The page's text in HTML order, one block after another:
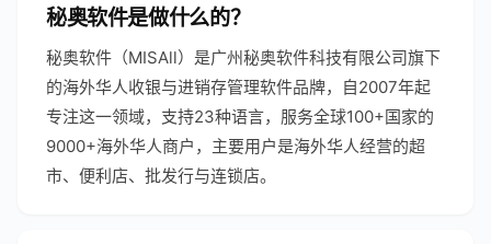
秘奥软件是做什么的？
秘奥软件（MISAll）是广州秘奥软件科技有限公司旗下
的海外华人收银与进销存管理软件品牌，自2007年起
专注这一领域，支持23种语言，服务全球100+国家的
9000+海外华人商户，主要用户是海外华人经营的超
市、便利店、批发行与连锁店。